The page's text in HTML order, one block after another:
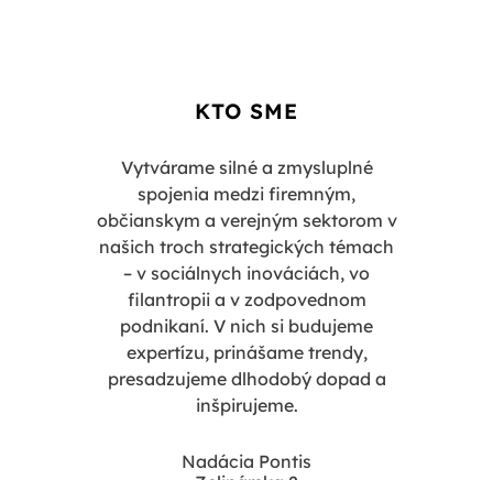
KTO SME
Vytvárame silné a zmysluplné
spojenia medzi firemným,
občianskym a verejným sektorom v
našich troch strategických témach
– v sociálnych inováciách, vo
filantropii a v zodpovednom
podnikaní. V nich si budujeme
expertízu, prinášame trendy,
presadzujeme dlhodobý dopad a
inšpirujeme.
Nadácia Pontis